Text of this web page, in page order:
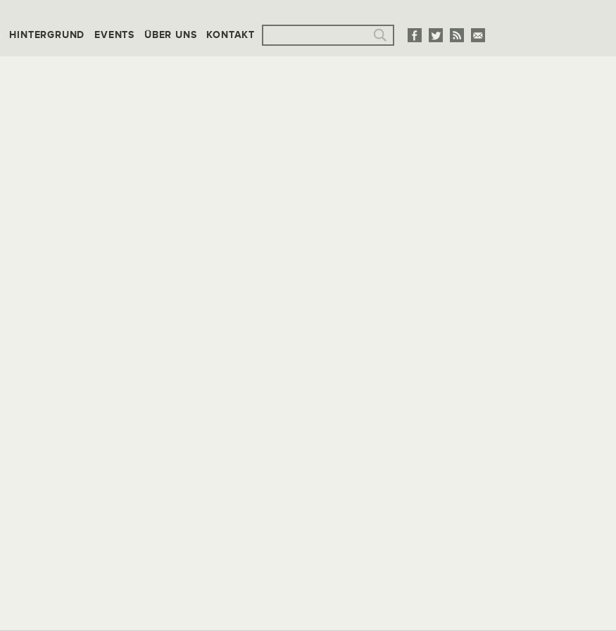
HINTERGRUND EVENTS ÜBER UNS KONTAKT